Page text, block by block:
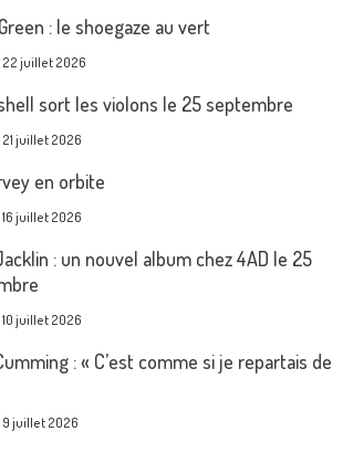
: le shoegaze au vert
22 juillet 2026
sort les violons le 25 septembre
21 juillet 2026
en orbite
16 juillet 2026
: un nouvel album chez 4AD le 25
10 juillet 2026
: « C’est comme si je repartais de
9 juillet 2026